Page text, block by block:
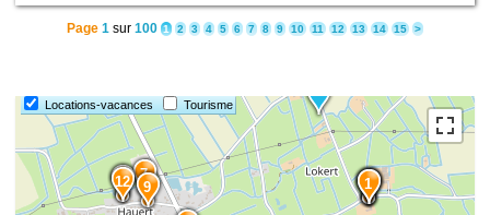
Page 1 sur 100 1 2 3 4 5 6 7 8 9 10 11 12 13 14 15 >
Locations-vacances Tourisme
12
11 9
7
3
2
1